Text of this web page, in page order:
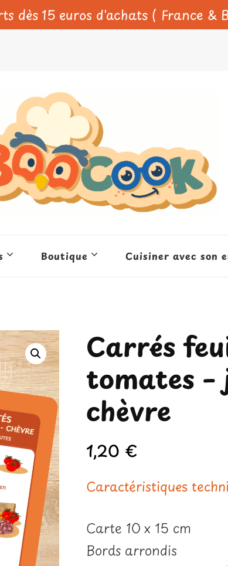
dès 15 euros d'achats ( France &
Boutique Cuisiner avec son
Carrés
tomates –
chèvre
1,20 €
Caractéristiques
Carte 10 x 15 cm
Bords arrondis